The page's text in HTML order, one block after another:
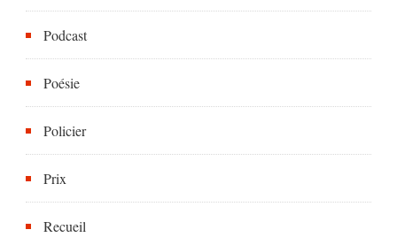
Podcast
Poésie
Policier
Prix
Recueil